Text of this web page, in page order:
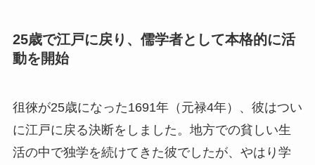
25歳で江戸に戻り、儒学者として本格的に活
動を開始
徂徠が25歳になった1691年（元禄4年）、彼はつい
に江戸に戻る決断をしました。地方での貧しい生
活の中で独学を続けてきた彼でしたが、やはり学